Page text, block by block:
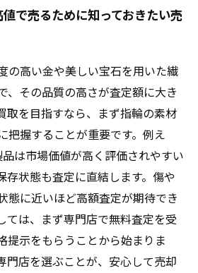
で売るために知っておきたい売
の高い金や美しい宝石を用いた繊
、その品質の高さが査定額に大き
取を目指すなら、まず指輪の素材
把握することが重要です。例え
は市場価値が高く評価されやすい
存状態も査定に直結します。傷や
態に近いほど高額査定が期待でき
ては、まず専門店で無料査定を受
提示をもらうことから始まりま
門店を選ぶことが、安心して売却